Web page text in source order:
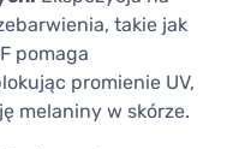
takie jak
pomaga
promienie UV,
melaniny w skórze.